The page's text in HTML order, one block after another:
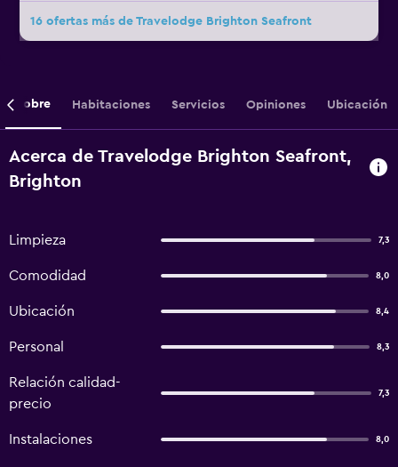
16 ofertas más de Travelodge Brighton Seafront
Sobre Habitaciones Servicios Opiniones Ubicación
Acerca de Travelodge Brighton Seafront,
Brighton
Limpieza 7,3
Comodidad 8,0
Ubicación 8,4
Personal 8,3
Relación calidad-
precio
7,3
Instalaciones 8,0